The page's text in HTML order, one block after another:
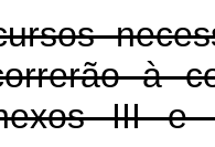
à
III e